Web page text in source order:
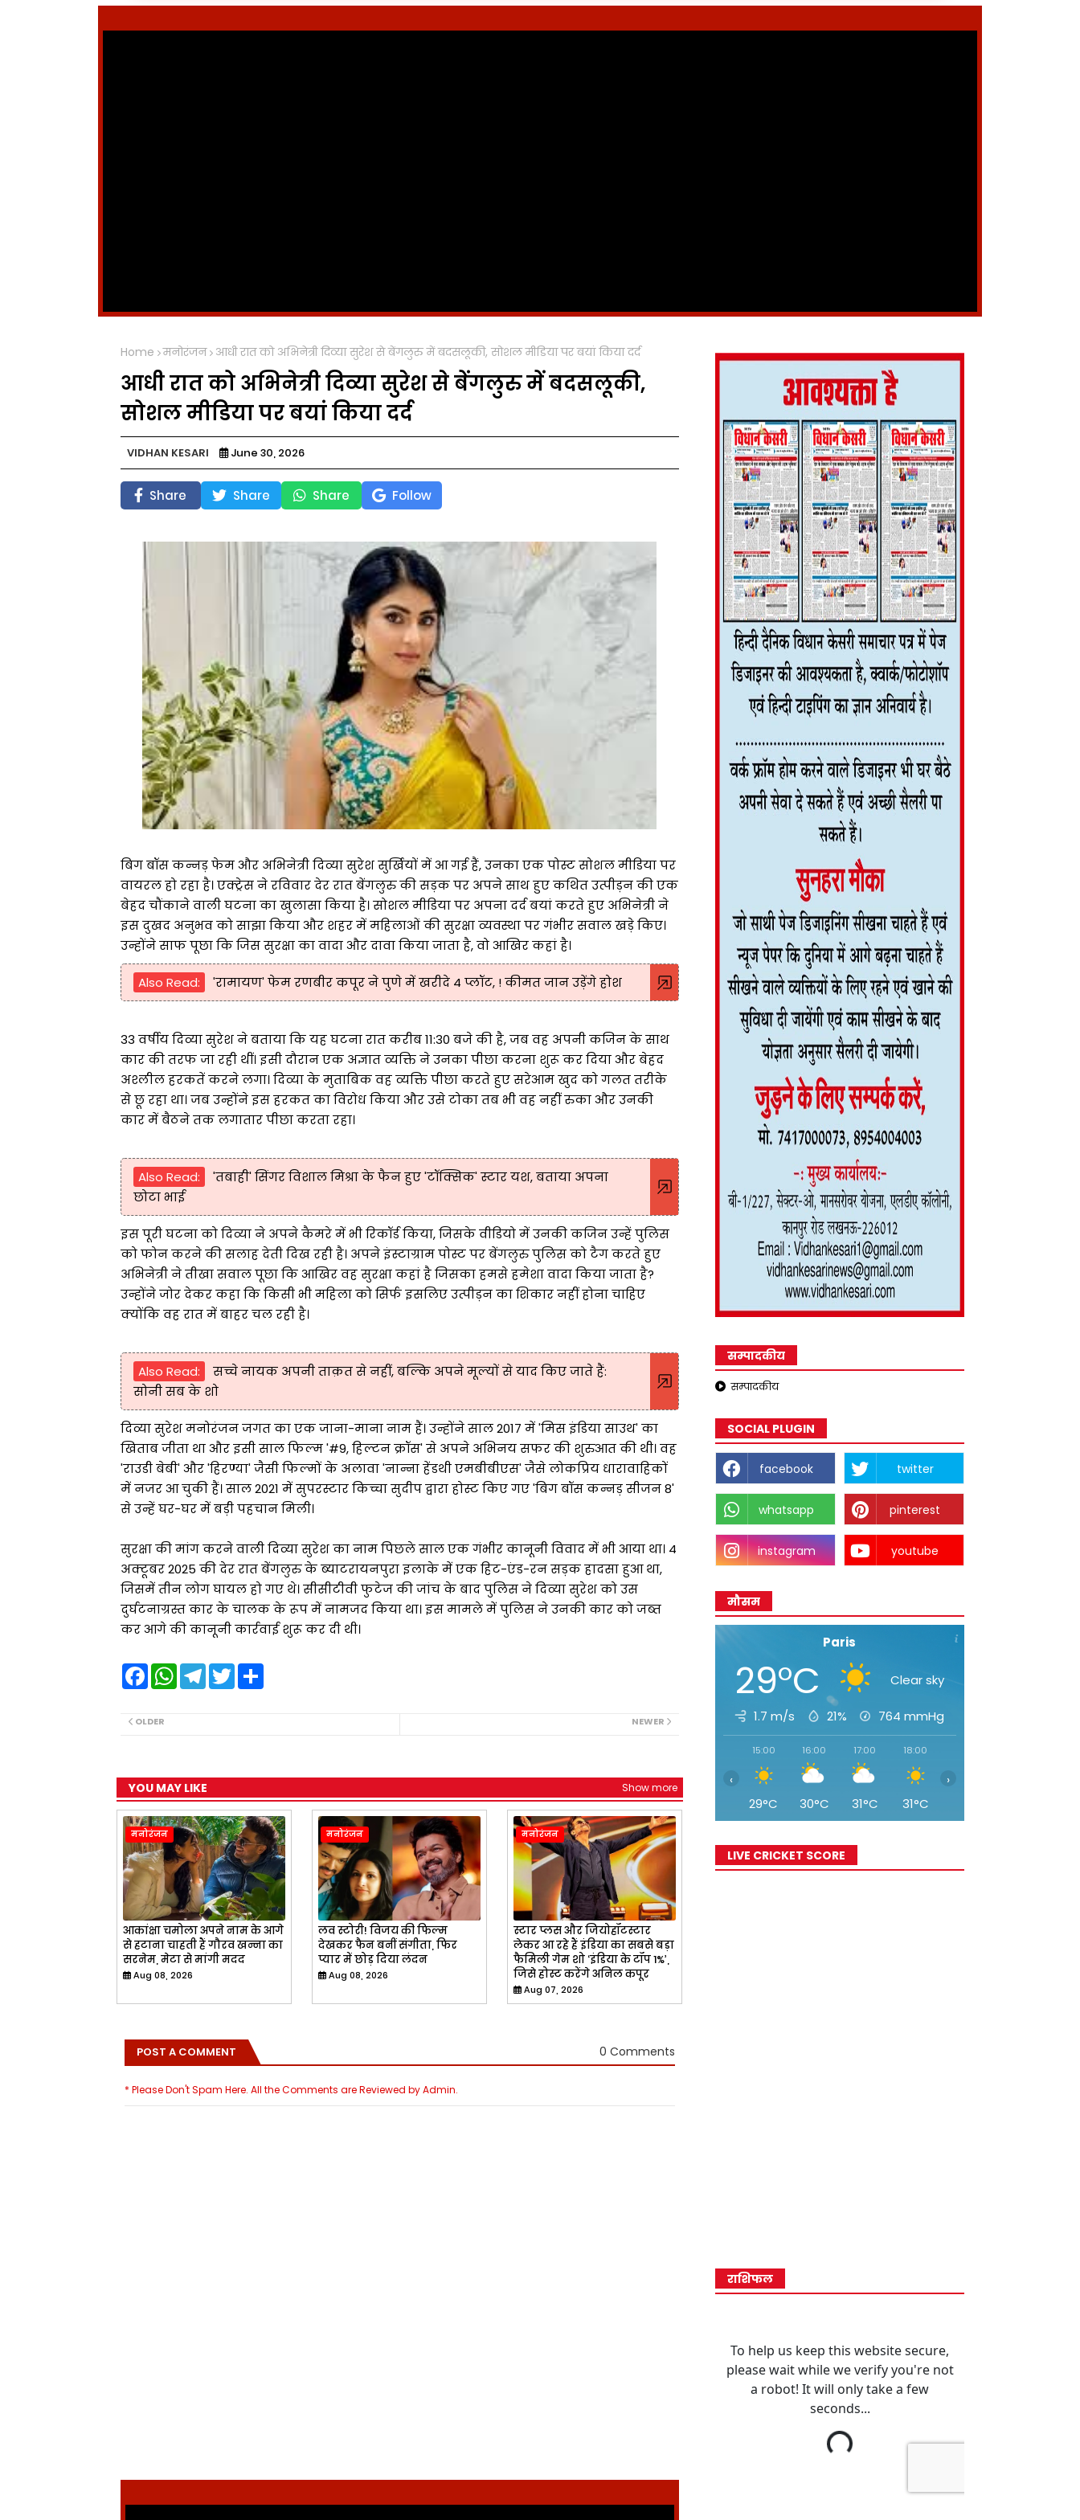
Home मनोरंजन आधी रात को अभिनेत्री दिव्या सुरेश से बेंगलुरु में बदसलूकी, सोशल मीडिया पर बयां किया दर्द
आधी रात को अभिनेत्री दिव्या सुरेश से बेंगलुरु में बदसलूकी,
सोशल मीडिया पर बयां किया दर्द
VIDHAN KESARI June 30, 2026
Share Share Share Follow
बिग बॉस कन्नड़ फेम और अभिनेत्री दिव्या सुरेश सुर्खियों में आ गई हैं, उनका एक पोस्ट सोशल मीडिया पर
वायरल हो रहा है। एक्ट्रेस ने रविवार देर रात बेंगलुरु की सड़क पर अपने साथ हुए कथित उत्पीड़न की एक
बेहद चौंकाने वाली घटना का खुलासा किया है। सोशल मीडिया पर अपना दर्द बयां करते हुए अभिनेत्री ने
इस दुखद अनुभव को साझा किया और शहर में महिलाओं की सुरक्षा व्यवस्था पर गंभीर सवाल खड़े किए।
उन्होंने साफ पूछा कि जिस सुरक्षा का वादा और दावा किया जाता है, वो आखिर कहां है।
Also Read: 'रामायण' फेम रणबीर कपूर ने पुणे में खरीदे 4 प्लॉट, ! कीमत जान उड़ेंगे होश
33 वर्षीय दिव्या सुरेश ने बताया कि यह घटना रात करीब 11:30 बजे की है, जब वह अपनी कजिन के साथ
कार की तरफ जा रही थीं। इसी दौरान एक अज्ञात व्यक्ति ने उनका पीछा करना शुरू कर दिया और बेहद
अश्लील हरकतें करने लगा। दिव्या के मुताबिक वह व्यक्ति पीछा करते हुए सरेआम खुद को गलत तरीके
से छू रहा था। जब उन्होंने इस हरकत का विरोध किया और उसे टोका तब भी वह नहीं रुका और उनकी
कार में बैठने तक लगातार पीछा करता रहा।
Also Read:
'तबाही' सिंगर विशाल मिश्रा के फैन हुए 'टॉक्सिक' स्टार यश, बताया अपना
छोटा भाई
इस पूरी घटना को दिव्या ने अपने कैमरे में भी रिकॉर्ड किया, जिसके वीडियो में उनकी कजिन उन्हें पुलिस
को फोन करने की सलाह देती दिख रही है। अपने इंस्टाग्राम पोस्ट पर बेंगलुरु पुलिस को टैग करते हुए
अभिनेत्री ने तीखा सवाल पूछा कि आखिर वह सुरक्षा कहां है जिसका हमसे हमेशा वादा किया जाता है?
उन्होंने जोर देकर कहा कि किसी भी महिला को सिर्फ इसलिए उत्पीड़न का शिकार नहीं होना चाहिए
क्योंकि वह रात में बाहर चल रही है।
Also Read:
सच्चे नायक अपनी ताक़त से नहीं, बल्कि अपने मूल्यों से याद किए जाते हैं:
सोनी सब के शो
दिव्या सुरेश मनोरंजन जगत का एक जाना-माना नाम हैं। उन्होंने साल 2017 में 'मिस इंडिया साउथ' का
खिताब जीता था और इसी साल फिल्म '#9, हिल्टन क्रॉस' से अपने अभिनय सफर की शुरुआत की थी। वह
'राउडी बेबी' और 'हिरण्या' जैसी फिल्मों के अलावा 'नान्ना हेंडथी एमबीबीएस' जैसे लोकप्रिय धारावाहिकों
में नजर आ चुकी हैं। साल 2021 में सुपरस्टार किच्चा सुदीप द्वारा होस्ट किए गए 'बिग बॉस कन्नड़ सीजन 8'
से उन्हें घर-घर में बड़ी पहचान मिली।
सुरक्षा की मांग करने वाली दिव्या सुरेश का नाम पिछले साल एक गंभीर कानूनी विवाद में भी आया था। 4
अक्टूबर 2025 की देर रात बेंगलुरु के ब्याटरायनपुरा इलाके में एक हिट-एंड-रन सड़क हादसा हुआ था,
जिसमें तीन लोग घायल हो गए थे। सीसीटीवी फुटेज की जांच के बाद पुलिस ने दिव्या सुरेश को उस
दुर्घटनाग्रस्त कार के चालक के रूप में नामजद किया था। इस मामले में पुलिस ने उनकी कार को जब्त
कर आगे की कानूनी कार्रवाई शुरू कर दी थी।
F
a
b
W
T
e
T
S
NEWER
OLDER
YOU MAY LIKE Show more
मनोरंजन
आकांक्षा चमोला अपने नाम के आगे
से हटाना चाहती हैं गौरव खन्ना का
सरनेम, मेटा से मांगी मदद
Aug 08, 2026
मनोरंजन
लव स्टोरी! विजय की फिल्म
देखकर फैन बनीं संगीता, फिर
प्यार में छोड़ दिया लंदन
Aug 08, 2026
मनोरंजन
स्टार प्लस और जियोहॉटस्टार
लेकर आ रहे हैं इंडिया का सबसे बड़ा
फैमिली गेम शो ‘इंडिया के टॉप 1%’,
जिसे होस्ट करेंगे अनिल कपूर
Aug 07, 2026
POST A COMMENT 0 Comments
* Please Don't Spam Here. All the Comments are Reviewed by Admin.
सम्पादकीय
सम्पादकीय
SOCIAL PLUGIN
facebook twitter
whatsapp pinterest
instagram youtube
मौसम
Paris
29°C Clear sky
1.7 m/s 21% 764mmHg
15:00
29°C
16:00
30°C
17:00
31°C
18:00
31°C
‹ ›
LIVE CRICKET SCORE
राशिफल